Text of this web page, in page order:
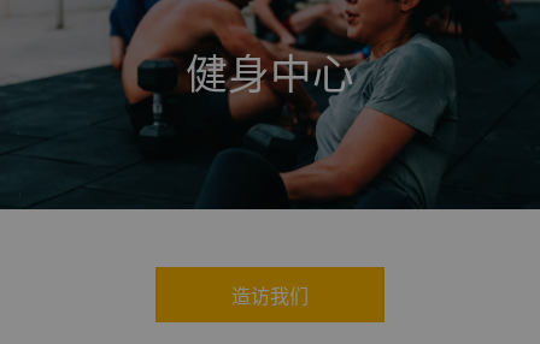
健身中心
造访我们